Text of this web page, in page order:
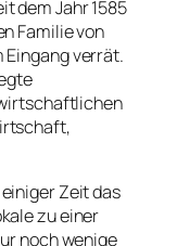
dem Jahr 1585
Familie von
Eingang verrät.
Zeit das
zu einer
noch wenige